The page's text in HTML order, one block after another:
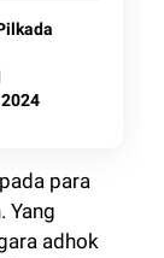
para
Yang
adhok